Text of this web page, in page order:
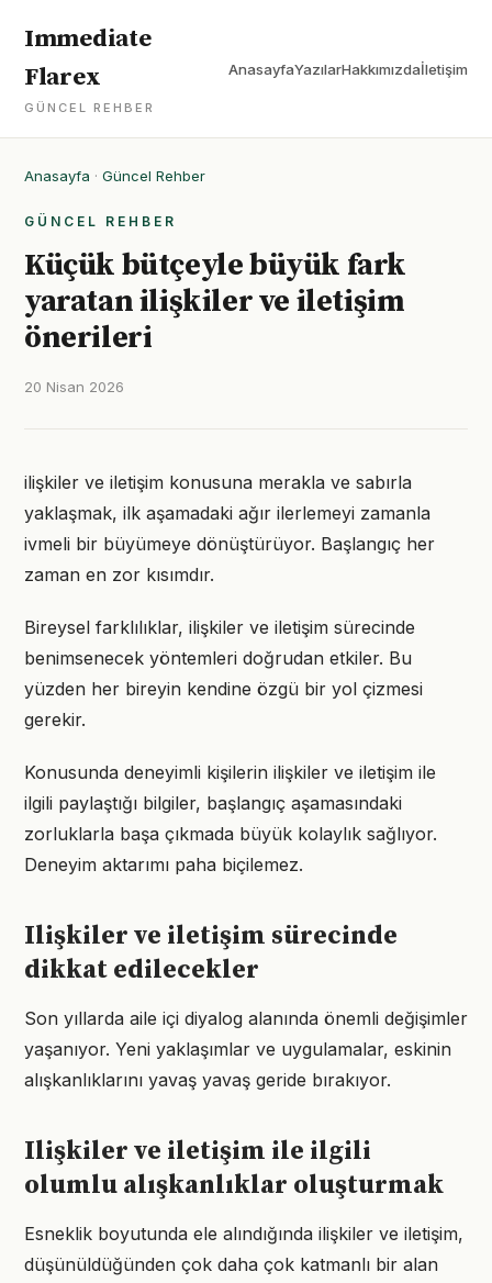
Immediate
Flarex
GÜNCEL REHBER
AnasayfaYazılarHakkımızdaİletişim
Anasayfa · Güncel Rehber
GÜNCEL REHBER
Küçük bütçeyle büyük fark
yaratan ilişkiler ve iletişim
önerileri
20 Nisan 2026
ilişkiler ve iletişim konusuna merakla ve sabırla
yaklaşmak, ilk aşamadaki ağır ilerlemeyi zamanla
ivmeli bir büyümeye dönüştürüyor. Başlangıç her
zaman en zor kısımdır.
Bireysel farklılıklar, ilişkiler ve iletişim sürecinde
benimsenecek yöntemleri doğrudan etkiler. Bu
yüzden her bireyin kendine özgü bir yol çizmesi
gerekir.
Konusunda deneyimli kişilerin ilişkiler ve iletişim ile
ilgili paylaştığı bilgiler, başlangıç aşamasındaki
zorluklarla başa çıkmada büyük kolaylık sağlıyor.
Deneyim aktarımı paha biçilemez.
Ilişkiler ve iletişim sürecinde
dikkat edilecekler
Son yıllarda aile içi diyalog alanında önemli değişimler
yaşanıyor. Yeni yaklaşımlar ve uygulamalar, eskinin
alışkanlıklarını yavaş yavaş geride bırakıyor.
Ilişkiler ve iletişim ile ilgili
olumlu alışkanlıklar oluşturmak
Esneklik boyutunda ele alındığında ilişkiler ve iletişim,
düşünüldüğünden çok daha çok katmanlı bir alan